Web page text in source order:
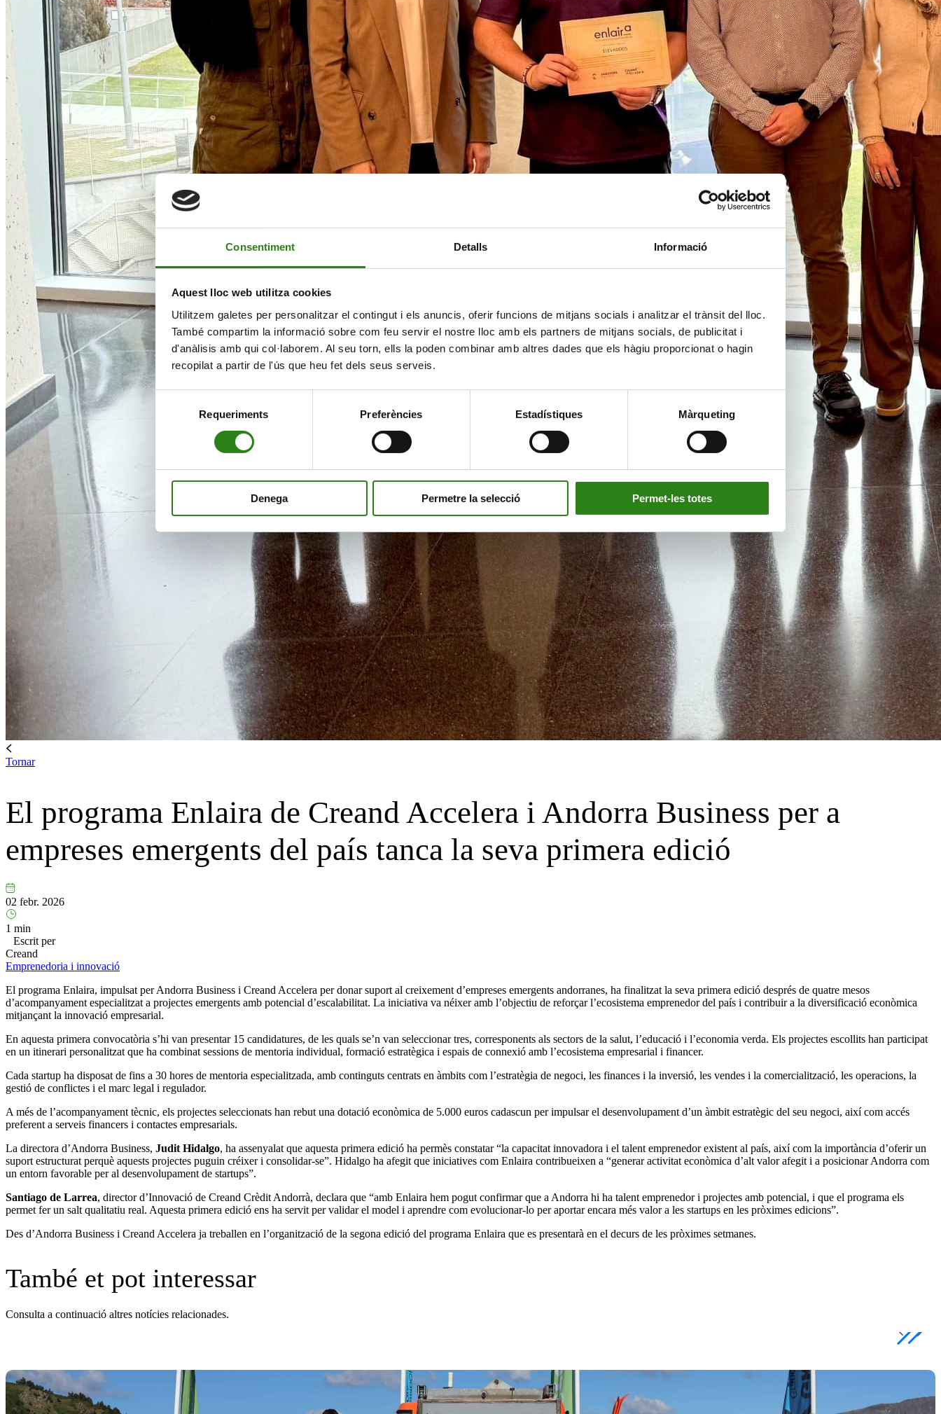
Consentiment Detalls Informació
Aquest lloc web utilitza cookies
Utilitzem galetes per personalitzar el contingut i els anuncis, oferir funcions de mitjans socials i analitzar el trànsit del lloc.
També compartim la informació sobre com feu servir el nostre lloc amb els partners de mitjans socials, de publicitat i
d'anàlisis amb qui col·laborem. Al seu torn, ells la poden combinar amb altres dades que els hàgiu proporcionat o hagin
recopilat a partir de l'ús que heu fet dels seus serveis.
consentiment
Requeriments Preferències Estadístiques Màrqueting
Denega Permetre la selecció Permet-les totes
Tornar
El programa Enlaira de Creand Accelera i Andorra Business per a
empreses emergents del país tanca la seva primera edició
02 febr. 2026
1 min
Escrit per
Creand
Emprenedoria i innovació
El programa Enlaira, impulsat per Andorra Business i Creand Accelera per donar suport al creixement d’empreses emergents andorranes, ha finalitzat la seva primera edició després de quatre mesos
d’acompanyament especialitzat a projectes emergents amb potencial d’escalabilitat. La iniciativa va néixer amb l’objectiu de reforçar l’ecosistema emprenedor del país i contribuir a la diversificació econòmica
mitjançant la innovació empresarial.
En aquesta primera convocatòria s’hi van presentar 15 candidatures, de les quals se’n van seleccionar tres, corresponents als sectors de la salut, l’educació i l’economia verda. Els projectes escollits han participat
en un itinerari personalitzat que ha combinat sessions de mentoria individual, formació estratègica i espais de connexió amb l’ecosistema empresarial i financer.
Cada startup ha disposat de fins a 30 hores de mentoria especialitzada, amb continguts centrats en àmbits com l’estratègia de negoci, les finances i la inversió, les vendes i la comercialització, les operacions, la
gestió de conflictes i el marc legal i regulador.
A més de l’acompanyament tècnic, els projectes seleccionats han rebut una dotació econòmica de 5.000 euros cadascun per impulsar el desenvolupament d’un àmbit estratègic del seu negoci, així com accés
preferent a serveis financers i contactes empresarials.
La directora d’Andorra Business, Judit Hidalgo, ha assenyalat que aquesta primera edició ha permès constatar “la capacitat innovadora i el talent emprenedor existent al país, així com la importància d’oferir un
suport estructurat perquè aquests projectes puguin créixer i consolidar-se”. Hidalgo ha afegit que iniciatives com Enlaira contribueixen a “generar activitat econòmica d’alt valor afegit i a posicionar Andorra com
un entorn favorable per al desenvolupament de startups”.
Santiago de Larrea, director d’Innovació de Creand Crèdit Andorrà, declara que “amb Enlaira hem pogut confirmar que a Andorra hi ha talent emprenedor i projectes amb potencial, i que el programa els
permet fer un salt qualitatiu real. Aquesta primera edició ens ha servit per validar el model i aprendre com evolucionar-lo per aportar encara més valor a les startups en les pròximes edicions”.
Des d’Andorra Business i Creand Accelera ja treballen en l’organització de la segona edició del programa Enlaira que es presentarà en el decurs de les pròximes setmanes.
També et pot interessar
Consulta a continuació altres notícies relacionades.